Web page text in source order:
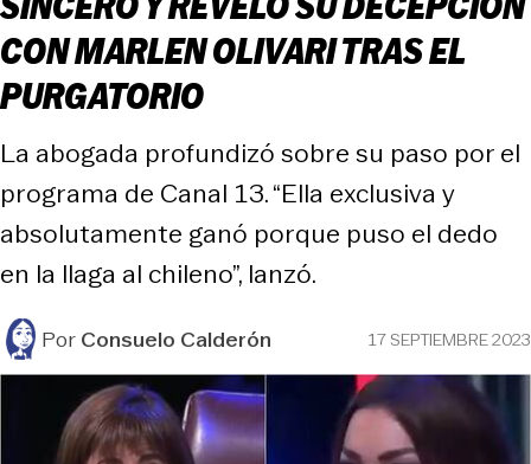
CON MARLEN OLIVARI TRAS EL
PURGATORIO
La abogada profundizó sobre su paso por el
programa de Canal 13. “Ella exclusiva y
absolutamente ganó porque puso el dedo
en la llaga al chileno”, lanzó.
PorConsuelo Calderón 17 SEPTIEMBRE 2023